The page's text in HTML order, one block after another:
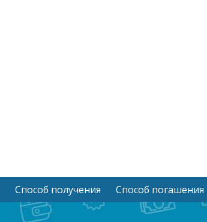
Способ получения Способ погашения